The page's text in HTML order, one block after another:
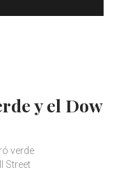
y el Dow
verde
Street